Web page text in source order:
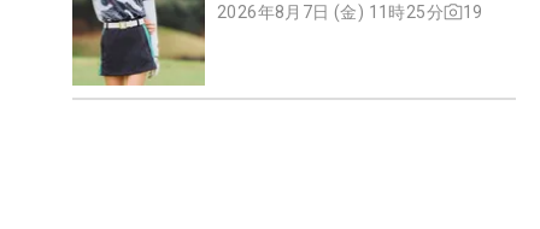
2026年8月7日 (金) 11時25分 19